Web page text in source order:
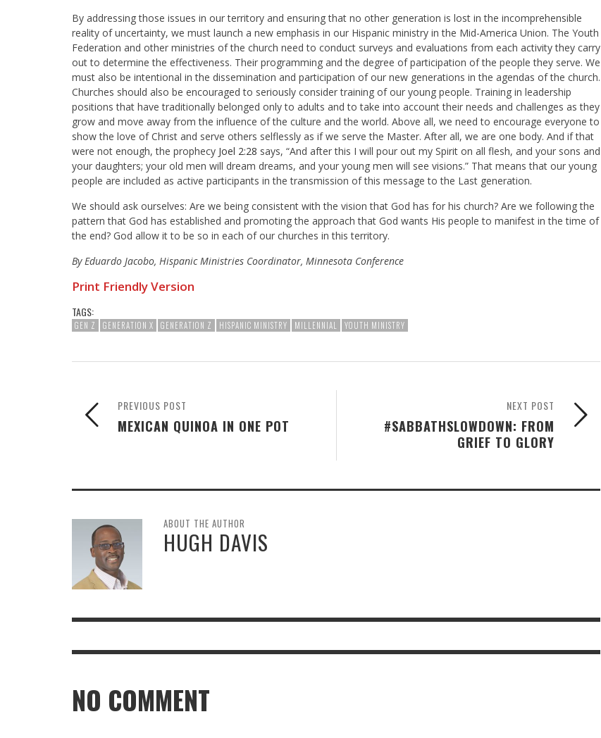
By addressing those issues in our territory and ensuring that no other generation is lost in the incomprehensible
reality of uncertainty, we must launch a new emphasis in our Hispanic ministry in the Mid-America Union. The Youth
Federation and other ministries of the church need to conduct surveys and evaluations from each activity they carry
out to determine the effectiveness. Their programming and the degree of participation of the people they serve. We
must also be intentional in the dissemination and participation of our new generations in the agendas of the church.
Churches should also be encouraged to seriously consider training of our young people. Training in leadership
positions that have traditionally belonged only to adults and to take into account their needs and challenges as they
grow and move away from the influence of the culture and the world. Above all, we need to encourage everyone to
show the love of Christ and serve others selflessly as if we serve the Master. After all, we are one body. And if that
were not enough, the prophecy Joel 2:28 says, “And after this I will pour out my Spirit on all flesh, and your sons and
your daughters; your old men will dream dreams, and your young men will see visions.” That means that our young
people are included as active participants in the transmission of this message to the Last generation.
We should ask ourselves: Are we being consistent with the vision that God has for his church? Are we following the
pattern that God has established and promoting the approach that God wants His people to manifest in the time of
the end? God allow it to be so in each of our churches in this territory.
By Eduardo Jacobo, Hispanic Ministries Coordinator, Minnesota Conference
Print Friendly Version
TAGS:
GEN Z GENERATION X GENERATION Z HISPANIC MINISTRY MILLENNIAL YOUTH MINISTRY
NEXT POST
#SABBATHSLOWDOWN: FROM
GRIEF TO GLORY
PREVIOUS POST
MEXICAN QUINOA IN ONE POT
ABOUT THE AUTHOR
HUGH DAVIS
NO COMMENT